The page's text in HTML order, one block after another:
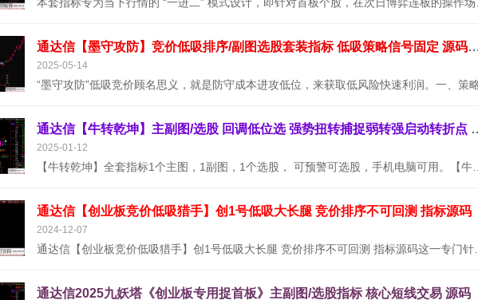
通达信【墨守攻防】竞价低吸排序/副图选股套装指标 低吸策略信号固定 源码无未来
2025-05-14
通达信【牛转乾坤】主副图/选
2025-01-12
通达信【创业板竞价低吸猎手】创1号低吸大长腿 竞价排序不可回测 指标源码
2024-12-07
通达信2025九妖塔《创业板专用捉首板》主副图/选股指标 核心短线交易 源码